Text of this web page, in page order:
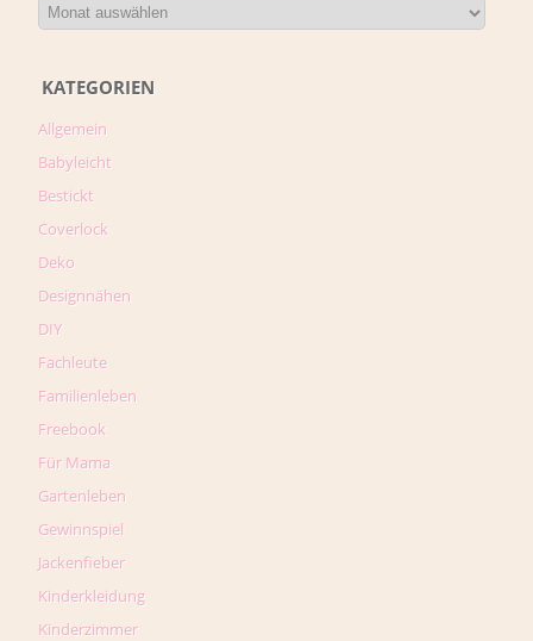
KATEGORIEN
Allgemein
Babyleicht
Bestickt
Coverlock
Deko
Designnähen
DIY
Fachleute
Familienleben
Freebook
Für Mama
Gartenleben
Gewinnspiel
Jackenfieber
Kinderkleidung
Kinderzimmer